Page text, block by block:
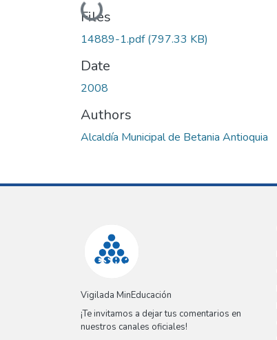
Loading...
Files
14889-1.pdf(797.33 KB)
Date
2008
Authors
Alcaldía Municipal de Betania Antioquia
Vigilada MinEducación
¡Te invitamos a dejar tus comentarios en
nuestros canales oficiales!